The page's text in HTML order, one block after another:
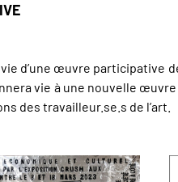
d’une œuvre participative
vie à une nouvelle
des travailleur.se.s de l’art.